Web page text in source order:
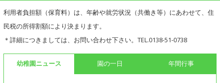
利用者負担額（保育料）は、年齢や就労状況（共働き等）にあわせて、住
民税の所得割額により決まります。
＊詳細につきましては、お問い合わせ下さい。TEL.0138-51-0738
幼稚園ニュース 園の一日 年間行事